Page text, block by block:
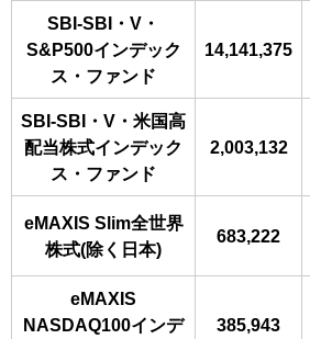
SBI-SBI・V・
S&P500インデック
ス・ファンド
14,141,375
SBI-SBI・V・米国高
配当株式インデック
ス・ファンド
2,003,132
eMAXIS Slim全世界
株式(除く日本)
683,222
eMAXIS
NASDAQ100インデ
385,943